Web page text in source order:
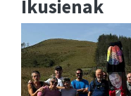
Ikusienak